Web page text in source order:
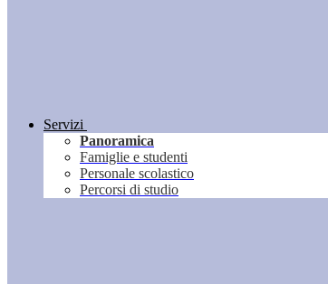
Servizi
Panoramica
Famiglie e studenti
Personale scolastico
Percorsi di studio